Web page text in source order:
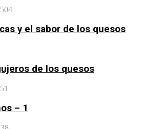
y el sabor de los quesos
de los quesos
– 1